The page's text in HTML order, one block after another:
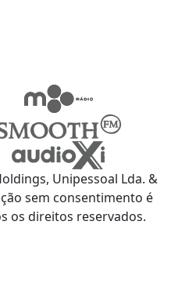
Unipessoal Lda. &
sem consentimento é
os direitos reservados.